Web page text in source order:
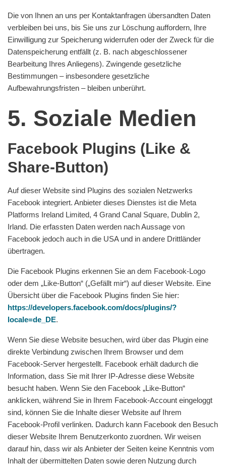
Die von Ihnen an uns per Kontaktanfragen übersandten Daten
verbleiben bei uns, bis Sie uns zur Löschung auffordern, Ihre
Einwilligung zur Speicherung widerrufen oder der Zweck für die
Datenspeicherung entfällt (z. B. nach abgeschlossener
Bearbeitung Ihres Anliegens). Zwingende gesetzliche
Bestimmungen – insbesondere gesetzliche
Aufbewahrungsfristen – bleiben unberührt.
5. Soziale Medien
Facebook Plugins (Like &
Share-Button)
Auf dieser Website sind Plugins des sozialen Netzwerks
Facebook integriert. Anbieter dieses Dienstes ist die Meta
Platforms Ireland Limited, 4 Grand Canal Square, Dublin 2,
Irland. Die erfassten Daten werden nach Aussage von
Facebook jedoch auch in die USA und in andere Drittländer
übertragen.
Die Facebook Plugins erkennen Sie an dem Facebook-Logo
oder dem „Like-Button“ („Gefällt mir“) auf dieser Website. Eine
Übersicht über die Facebook Plugins finden Sie hier:
https://developers.facebook.com/docs/plugins/?
locale=de_DE.
Wenn Sie diese Website besuchen, wird über das Plugin eine
direkte Verbindung zwischen Ihrem Browser und dem
Facebook-Server hergestellt. Facebook erhält dadurch die
Information, dass Sie mit Ihrer IP-Adresse diese Website
besucht haben. Wenn Sie den Facebook „Like-Button“
anklicken, während Sie in Ihrem Facebook-Account eingeloggt
sind, können Sie die Inhalte dieser Website auf Ihrem
Facebook-Profil verlinken. Dadurch kann Facebook den Besuch
dieser Website Ihrem Benutzerkonto zuordnen. Wir weisen
darauf hin, dass wir als Anbieter der Seiten keine Kenntnis vom
Inhalt der übermittelten Daten sowie deren Nutzung durch